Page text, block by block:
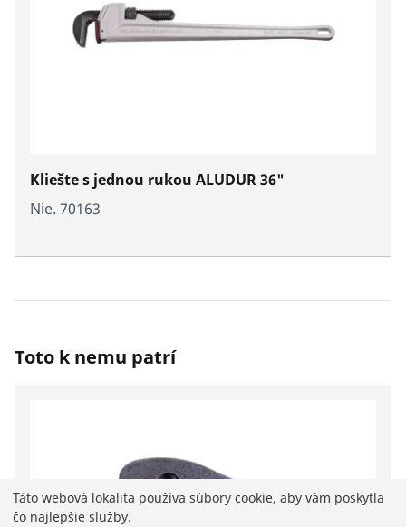
Kliešte s jednou rukou ALUDUR 36"
Nie. 70163
Toto k nemu patrí
Táto webová lokalita používa súbory cookie, aby vám poskytla
čo najlepšie služby.